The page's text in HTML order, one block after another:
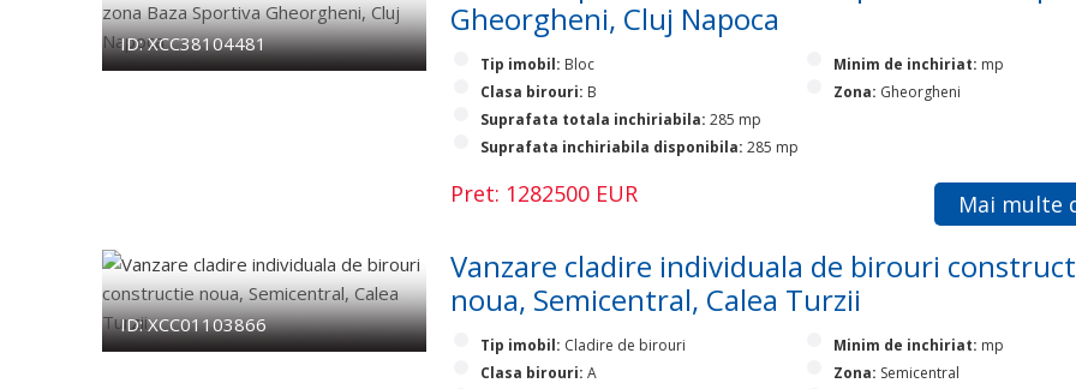
ID: XCC38104481
Gheorgheni, Cluj Napoca
Tip imobil: Bloc
Clasa birouri: B
Suprafata totala inchiriabila: 285 mp
Suprafata inchiriabila disponibila: 285 mp
Minim de inchiriat: mp
Zona: Gheorgheni
Mai multe
Pret: 1282500 EUR
ID: XCC01103866
Vanzare cladire individuala de birouri
noua, Semicentral, Calea Turzii
Tip imobil: Cladire de birouri
Clasa birouri: A
Minim de inchiriat: mp
Zona: Semicentral